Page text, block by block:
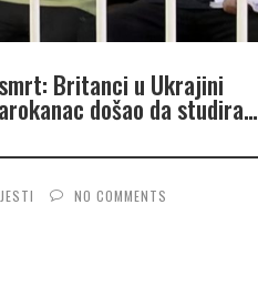
Britanci u Ukrajini
došao da studira…
NO COMMENTS